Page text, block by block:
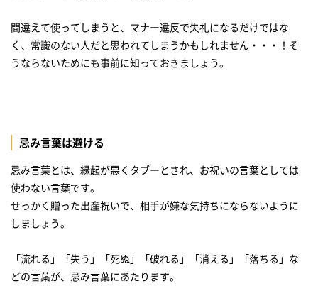
15色のカードセット（30枚・BOX入り
出産祝いの素晴らしいメッセージに出会えましたか？
間違えて使ってしまうと、マナー違反で失礼になるだけではな
く、常識のない人だと思われてしまうかもしれません・・・！そ
うならないためにも事前に知っておきましょう。
忌み言葉は避ける
忌み言葉とは、縁起が悪くタブーとされ、お祝いの言葉としては
使わない言葉です。
せっかく贈った出産祝いで、相手が嫌な気持ちにならないように
しましょう。
「流れる」「失う」「死ぬ」「破れる」「消える」「落ちる」な
どの言葉が、忌み言葉にあたります。